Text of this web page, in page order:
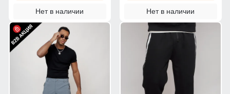
Нет в наличии Нет в наличии